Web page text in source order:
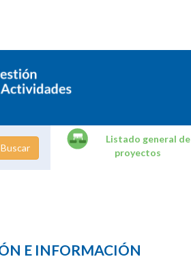
Listado general de
proyectos
E INFORMACIÓN